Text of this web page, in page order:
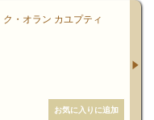
・オラン カユプティ